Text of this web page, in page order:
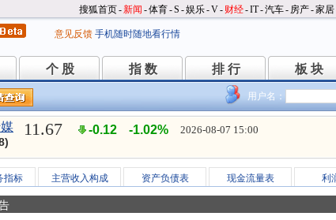
搜狐首页-新闻 -体育-S -娱乐-V- 财经-IT-汽车- 房产-家居
意见反馈 手机随时随地看行情
个 股
个 股 指 数
指 数 排 行
排 行 板 块
板 块
用户名：
11.67 -0.12 -1.02% 2026-08-07 15:00
指标 主营收入构成 资产负债表 现金流量表 利